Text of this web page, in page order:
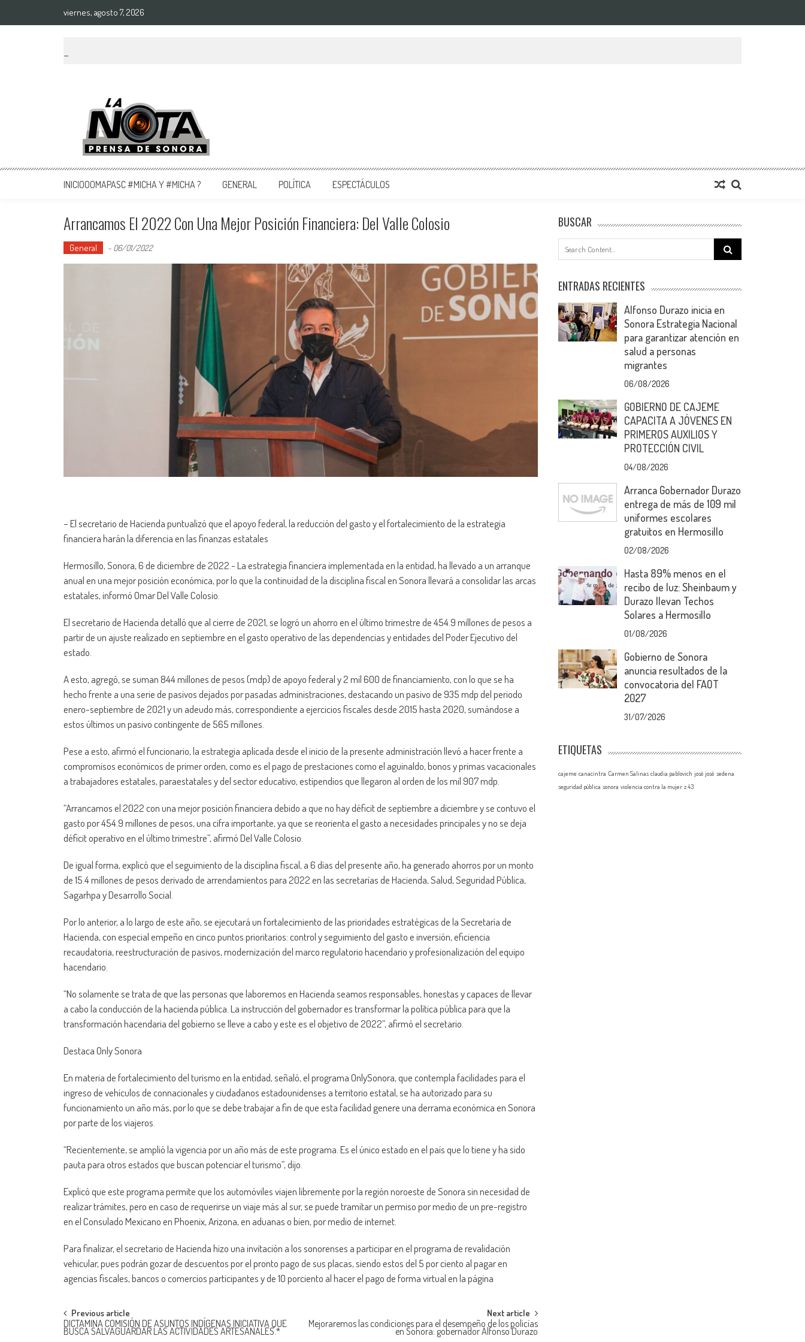
viernes, agosto 7, 2026
La Nota Prensa De Sonora
Noticias del día
INICIOOOMAPASC #MICHA Y #MICHA ? GENERAL POLÍTICA ESPECTÁCULOS
Arrancamos El 2022 Con Una Mejor Posición Financiera: Del Valle Colosio
General - 06/01/2022
– El secretario de Hacienda puntualizó que el apoyo federal, la reducción del gasto y el fortalecimiento de la estrategia
financiera harán la diferencia en las finanzas estatales
Hermosillo, Sonora, 6 de diciembre de 2022.- La estrategia financiera implementada en la entidad, ha llevado a un arranque
anual en una mejor posición económica, por lo que la continuidad de la disciplina fiscal en Sonora llevará a consolidar las arcas
estatales, informó Omar Del Valle Colosio.
El secretario de Hacienda detalló que al cierre de 2021, se logró un ahorro en el último trimestre de 454.9 millones de pesos a
partir de un ajuste realizado en septiembre en el gasto operativo de las dependencias y entidades del Poder Ejecutivo del
estado.
A esto, agregó, se suman 844 millones de pesos (mdp) de apoyo federal y 2 mil 600 de financiamiento, con lo que se ha
hecho frente a una serie de pasivos dejados por pasadas administraciones, destacando un pasivo de 935mdpdel periodo
enero-septiembrede 2021 y un adeudo más, correspondiente a ejercicios fiscales desde 2015 hasta 2020, sumándose a
estos últimos un pasivo contingente de 565 millones.
Pese a esto, afirmó el funcionario, la estrategia aplicada desde el inicio de la presente administración llevó a hacer frente a
compromisos económicos de primer orden, como es el pago de prestaciones como el aguinaldo, bonos y primas vacacionales
a trabajadores estatales, paraestatales y del sector educativo,estipendiosque llegaron al orden de los mil 907mdp.
“Arrancamos el 2022 con una mejor posición financiera debido a que no hay déficit de septiembre a diciembre y se contuvo el
gasto por 454.9 millones de pesos, una cifra importante, ya que sereorientael gasto a necesidades principales y no se deja
déficit operativo en el último trimestre”, afirmó Del Valle Colosio.
De igual forma, explicó que el seguimiento de la disciplina fiscal, a 6 días del presente año, ha generado ahorros por un monto
de 15.4 millones de pesos derivado de arrendamientos para 2022 en las secretarías de Hacienda, Salud, Seguridad Pública,
Sagarhpay Desarrollo Social.
Por lo anterior, a lo largo de este año, se ejecutará un fortalecimiento de las prioridades estratégicas de la Secretaría de
Hacienda, con especial empeño en cinco puntos prioritarios: control y seguimiento del gasto e inversión, eficiencia
recaudatoria, reestructuración de pasivos, modernización del marco regulatoriohacendarioy profesionalización del equipo
hacendario.
“No solamente se trata de que las personas quelaboremosen Hacienda seamos responsables, honestas y capaces de llevar
a cabo la conducción de la hacienda pública. La instrucción del gobernador es transformar la política pública para que la
transformación hacendaria del gobierno se lleve a cabo y este es el objetivo de 2022”, afirmó el secretario.
DestacaOnlySonora
En materia de fortalecimiento del turismo en la entidad, señaló, el programaOnlySonora, que contempla facilidades para el
ingreso de vehículos de connacionales y ciudadanos estadounidenses a territorio estatal, se ha autorizado para su
funcionamiento un año más, por lo que se debe trabajar a fin de que esta facilidad genere una derrama económica en Sonora
por parte de los viajeros.
“Recientemente, se amplió la vigencia por un año más de este programa. Es el único estado en el país que lo tiene y ha sido
pauta para otros estados que buscan potenciar el turismo”, dijo.
Explicó que este programa permite que los automóviles viajen libremente por la región noroeste de Sonora sin necesidad de
realizar trámites, pero en caso de requerirse un viaje más al sur, se puede tramitar un permiso por medio de unpre-registro
en el Consulado Mexicano en Phoenix, Arizona, en aduanas o bien, por medio de internet.
Para finalizar, el secretario de Hacienda hizo una invitación a los sonorenses a participar en el programa de revalidación
vehicular, pues podrán gozar de descuentos por el pronto pago de sus placas, siendo estos del 5 por ciento al pagar en
agencias fiscales, bancos o comercios participantes y de 10 porciento al hacer el pago de forma virtual en la página
Post
Previous article
DICTAMINA COMISIÓN DE ASUNTOS INDÍGENAS INICIATIVA QUE
BUSCA SALVAGUARDAR LAS ACTIVIDADES ARTESANALES.*
Next article
Mejoraremos las condiciones para el desempeño de los policías
en Sonora: gobernador Alfonso Durazo
BUSCAR
Search
for:
ENTRADAS RECIENTES
Alfonso Durazo inicia en
Sonora Estrategia Nacional
para garantizar atención en
salud a personas
migrantes
06/08/2026
GOBIERNO DE CAJEME
CAPACITA A JÓVENES EN
PRIMEROS AUXILIOS Y
PROTECCIÓN CIVIL
04/08/2026
Arranca Gobernador Durazo
entrega de más de 109 mil
uniformes escolares
gratuitos en Hermosillo
02/08/2026
Hasta 89% menos en el
recibo de luz: Sheinbaum y
Durazo llevan Techos
Solares a Hermosillo
01/08/2026
Gobierno de Sonora
anuncia resultados de la
convocatoria del FAOT
2027
31/07/2026
ETIQUETAS
cajeme canacintra Carmen Salinas claudia pablovich josé josé sedena
seguridad pública sonora violencia contra la mujer z 43